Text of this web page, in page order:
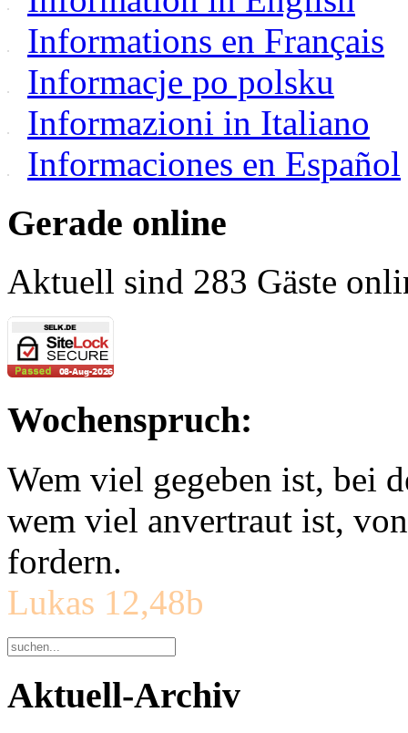
Informations en Français
Informacje po polsku
Informazioni in Italiano
Informaciones en Español
Gerade online
Aktuell sind 283 Gäste
Wochenspruch:
Wem viel gegeben ist, bei
wem viel anvertraut ist,
fordern.
Lukas 12,48b
Aktuell-Archiv